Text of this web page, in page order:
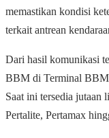
memastikan kondisi
terkait antrean
Dari hasil komunikasi
BBM di Terminal BBM
Saat ini tersedia
Pertalite, Pertamax